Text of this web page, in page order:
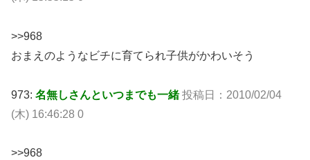
>>968
おまえのようなビチに育てられ子供がかわいそう
973: 名無しさんといつまでも一緒投稿日：2010/02/04
(木) 16:46:28 0
>>968